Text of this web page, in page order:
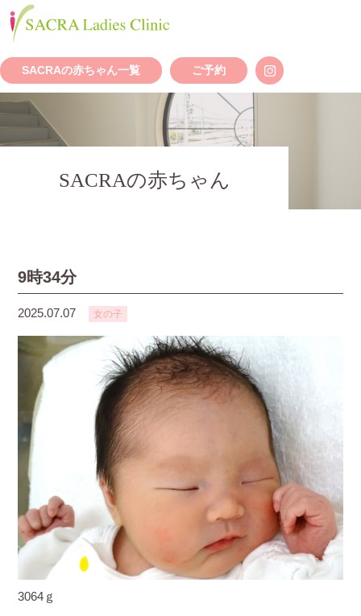
SACRAの赤ちゃん一覧 ご予約
SACRAの赤ちゃん
9時34分
2025.07.07 女の子
3064ｇ